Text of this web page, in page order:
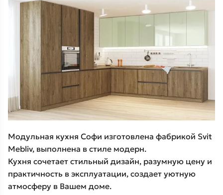
Модульная кухня Софи изготовлена фабрикой Svit
Mebliv, выполнена в стиле модерн.
Кухня сочетает стильный дизайн, разумную цену и
практичность в эксплуатации, создает уютную
атмосферу в Вашем доме.